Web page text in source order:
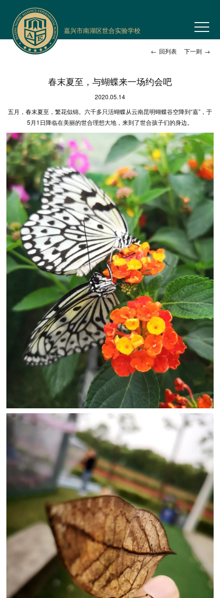
嘉兴市南湖区世合实验学校
← 回列表 下一则 →
春末夏至，与蝴蝶来一场约会吧
2020.05.14
五月，春末夏至，繁花似锦。六千多只活蝴蝶从云南昆明蝴蝶谷空降到“嘉”，于
5月1日降临在美丽的世合理想大地，来到了世合孩子们的身边。